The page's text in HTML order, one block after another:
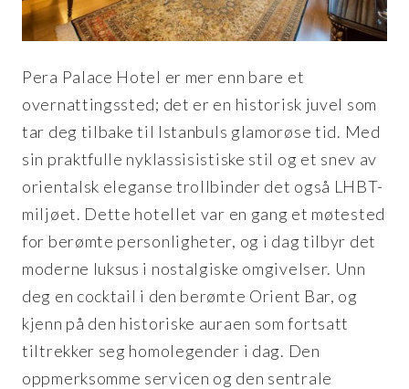
Pera Palace Hotel er mer enn bare et
overnattingssted; det er en historisk juvel som
tar deg tilbake til Istanbuls glamorøse tid. Med
sin praktfulle nyklassisistiske stil og et snev av
orientalsk eleganse trollbinder det også LHBT-
miljøet. Dette hotellet var en gang et møtested
for berømte personligheter, og i dag tilbyr det
moderne luksus i nostalgiske omgivelser. Unn
deg en cocktail i den berømte Orient Bar, og
kjenn på den historiske auraen som fortsatt
tiltrekker seg homolegender i dag. Den
oppmerksomme servicen og den sentrale